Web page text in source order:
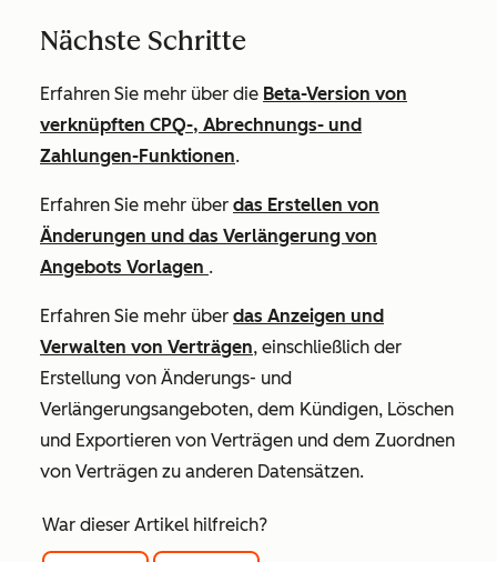
Nächste Schritte
Erfahren Sie mehr über die Beta-Version von
verknüpften CPQ-, Abrechnungs- und
Zahlungen-Funktionen.
Erfahren Sie mehr über das Erstellen von
Änderungen und das Verlängerung von
Angebots Vorlagen .
Erfahren Sie mehr über das Anzeigen und
Verwalten von Verträgen, einschließlich der
Erstellung von Änderungs- und
Verlängerungsangeboten, dem Kündigen, Löschen
und Exportieren von Verträgen und dem Zuordnen
von Verträgen zu anderen Datensätzen.
War dieser Artikel hilfreich?